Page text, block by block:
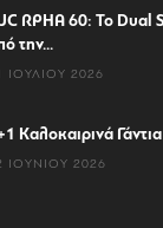
RPHA 60: Το Dual
την...
ΙΟΥΛΊΟΥ 2026
Καλοκαιρινά
ΙΟΥΝΊΟΥ 2026